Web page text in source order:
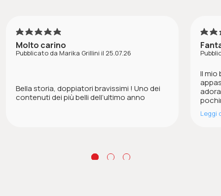
Molto carino
Pubblicato da Marika Grillini il 25.07.26
Bella storia, doppiatori bravissimi ! Uno dei
contenuti dei più belli dell’ultimo anno
Il mio
Leggi